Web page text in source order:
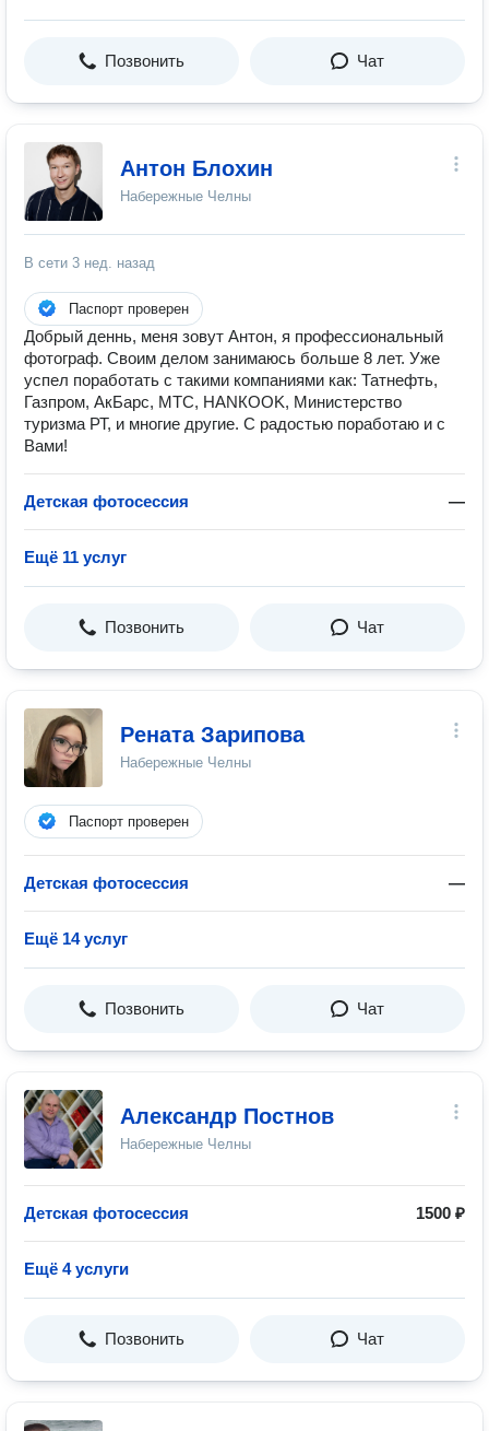
Позвонить Чат
Антон Блохин
Набережные Челны
В сети 3 нед. назад
Паспорт проверен
Добрый деннь, меня зовут Антон, я профессиональный
фотограф. Своим делом занимаюсь больше 8 лет. Уже
успел поработать с такими компаниями как: Татнефть,
Газпром, АкБарс, МТС, HANКOOK, Министерство
туризма РТ, и многие другие. С радостью поработаю и с
Вами!
Детская фотосессия —
Ещё 11 услуг
Позвонить Чат
Рената Зарипова
Набережные Челны
Паспорт проверен
Детская фотосессия —
Ещё 14 услуг
Позвонить Чат
Александр Постнов
Набережные Челны
Детская фотосессия 1500 ₽
Ещё 4 услуги
Позвонить Чат